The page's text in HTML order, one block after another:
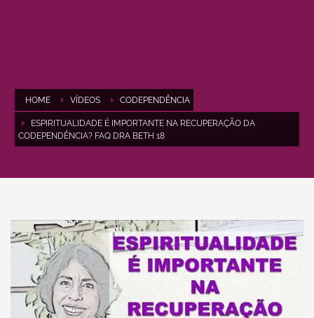
HOME VÍDEOS CODEPENDÊNCIA
ESPIRITUALIDADE É IMPORTANTE NA RECUPERAÇÃO DA
CODEPENDÊNCIA? FAQ DRA BETH 18